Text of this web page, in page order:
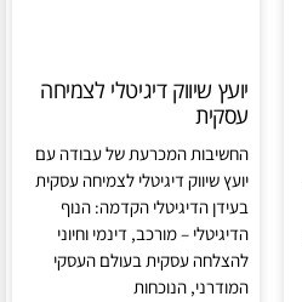
יועץ שיווק דיגיטלי לצמיחה
עסקית
החשיבות המכרעת של עבודה עם
יועץ שיווק דיגיטלי לצמיחה עסקית
בעידן הדיגיטלי הקדמה: הנוף
הדיגיטלי – מורכב, דינמי וחיוני
להצלחה עסקית בעולם העסקי
המודרני, הנוכחות